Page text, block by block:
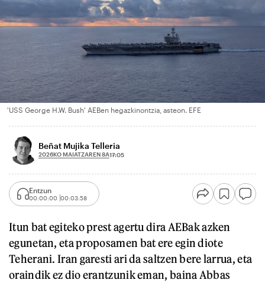
'USS George H.W. Bush' AEBen hegazkinontzia, asteon. EFE
Beñat Mujika Telleria
2026KO MAIATZAREN 8A17:05
Entzun
00:00:00 00:03:58
Itun bat egiteko prest agertu dira AEBak azken
egunetan, eta proposamen bat ere egin diote
Teherani. Iran garesti ari da saltzen bere larrua, eta
oraindik ez dio erantzunik eman, baina Abbas